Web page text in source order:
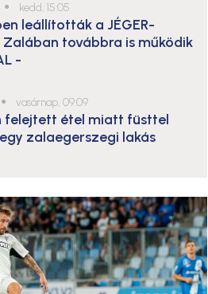
● kedd, 15:05
leállították a JÉGER-
Zalában továbbra is működik
-
● vasárnap, 09:09
felejtett étel miatt füsttel
zalaegerszegi lakás